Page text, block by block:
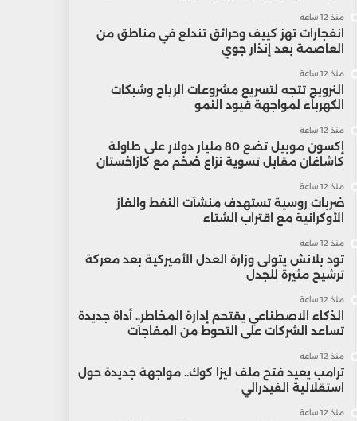
منذ 12 ساعة
انفجارات تهز كييف وحرائق تندلع في مناطق من
العاصمة بعد إنذار جوي
منذ 12 ساعة
النرويج تتجه لتسريع مشروعات الرياح وشبكات
الكهرباء لمواجهة قيود النمو
منذ 12 ساعة
إكسون موبيل تضع 80 مليار دولار على طاولة
كاشاغان مقابل تسوية نزاع ضخم مع كازاخستان
منذ 12 ساعة
ضربات روسية تستهدف منشآت النفط والغاز
الأوكرانية مع اقتراب الشتاء
منذ 12 ساعة
تود بلانش يتولى وزارة العدل الأميركية بعد معركة
ترشيح مثيرة للجدل
منذ 12 ساعة
الذكاء الاصطناعي يقتحم إدارة المخاطر.. أداة جديدة
تساعد الشركات على التحوط من المفاجآت
منذ 12 ساعة
ترامب يعيد فتح ملف ليزا كوك.. مواجهة جديدة حول
استقلالية الفيدرالي
منذ 12 ساعة